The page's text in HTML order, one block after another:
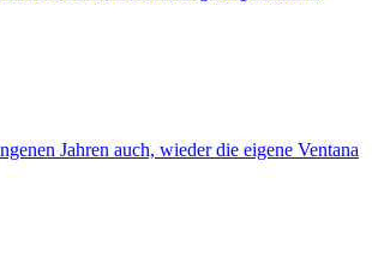
Jahren auch, wieder die eigene Ventana